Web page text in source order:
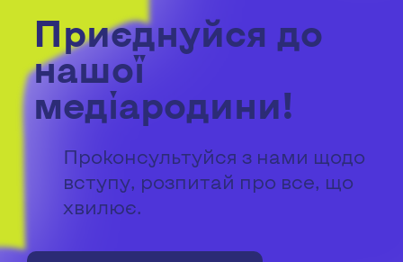
Приєднуйся до
нашої
медіародини!
Проконсультуйся з нами щодо
вступу, розпитай про все, що
хвилює.